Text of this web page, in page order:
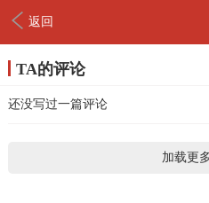
返回
TA的评论
还没写过一篇评论
加载更